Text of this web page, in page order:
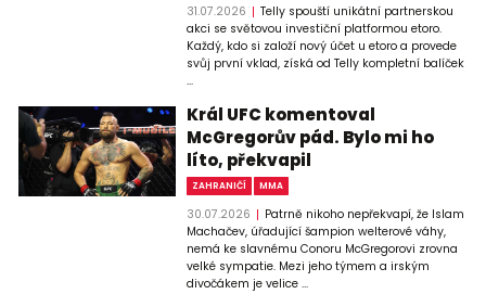
31.07.2026
Telly spouští unikátní partnerskou
akci se světovou investiční platformou etoro.
Každý, kdo si založí nový účet u etoro a provede
svůj první vklad, získá od Telly kompletní balíček
...
Král UFC komentoval
McGregorův pád. Bylo mi ho
líto, překvapil
ZAHRANIČÍ MMA
30.07.2026
Patrně nikoho nepřekvapí, že Islam
Machačev, úřadující šampion welterové váhy,
nemá ke slavnému Conoru McGregorovi zrovna
velké sympatie. Mezi jeho týmem a irským
divočákem je velice ...